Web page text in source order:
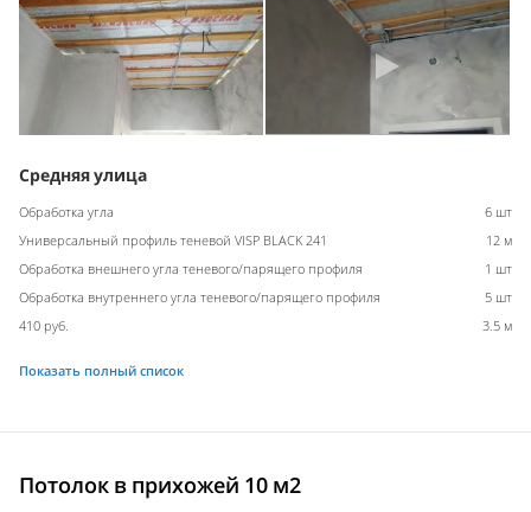
Средняя улица
Обработка угла
6 шт
Универсальный профиль теневой VISP BLACK 241
12 м
Обработка внешнего угла теневого/парящего профиля
1 шт
Обработка внутреннего угла теневого/парящего профиля
5 шт
410 руб.
3.5 м
Показать полный список
Потолок в прихожей 10 м2